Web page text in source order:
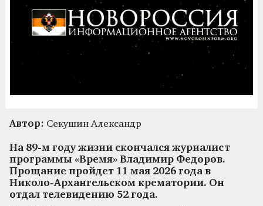
Автор: Секушин Александр
На 89-м году жизни скончался журналист
программы «Время» Владимир Федоров.
Прощание пройдет 11 мая 2026 года в
Николо-Архангельском крематории. Он
отдал телевидению 52 года.